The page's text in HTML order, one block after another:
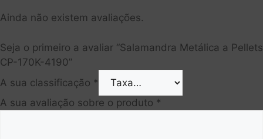
Ainda não existem avaliações.
Seja o primeiro a avaliar “Salamandra Metálica a Pellets
CP-170K-4190”
A sua classificação *
A sua avaliação sobre o produto *